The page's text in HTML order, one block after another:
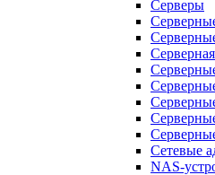
Серверы
Сетевые
NAS-